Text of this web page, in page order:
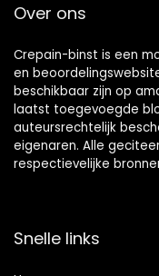
Over ons
Crepain-binst is een
en
beschikbaar zijn op
laatst toegevoegde
auteursrechtelijk
eigenaren. Alle
respectievelijke
Snelle links